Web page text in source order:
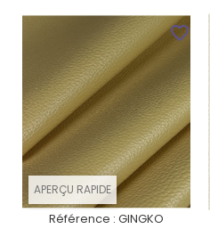
APERÇU RAPIDE
Référence : GINGKO
favorite_border